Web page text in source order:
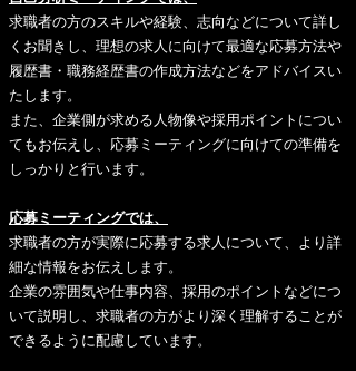
求職者の方のスキルや経験、志向などについて詳し
くお聞きし、理想の求人に向けて最適な応募方法や
履歴書・職務経歴書の作成方法などをアドバイスい
たします。
また、企業側が求める人物像や採用ポイントについ
てもお伝えし、応募ミーティングに向けての準備を
しっかりと行います。
応募ミーティングでは、
求職者の方が実際に応募する求人について、より詳
細な情報をお伝えします。
企業の雰囲気や仕事内容、採用のポイントなどにつ
いて説明し、求職者の方がより深く理解することが
できるように配慮しています。